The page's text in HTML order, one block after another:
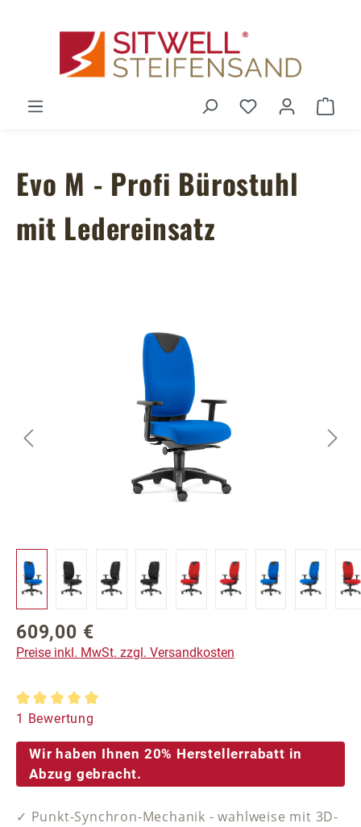
Du hast 0
Evo M - Profi Bürostuhl
mit Ledereinsatz
Bildergalerie überspringen
Regulärer Preis:
609,00 €
Preise inkl. MwSt. zzgl. Versandkosten
Durchschnittliche Bewertung von 5 von 5 Sternen
1 Bewertung
Wir haben Ihnen 20% Herstellerrabatt in
Abzug gebracht.
✓ Punkt-Synchron-Mechanik - wahlweise mit 3D-